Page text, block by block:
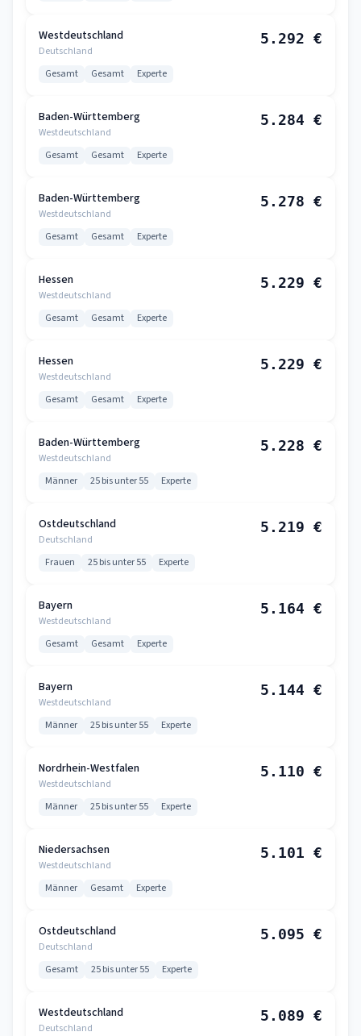
Westdeutschland
Deutschland
5.292 €
Gesamt Gesamt Experte
Baden-Württemberg
Westdeutschland
5.284 €
Gesamt Gesamt Experte
Baden-Württemberg
Westdeutschland
5.278 €
Gesamt Gesamt Experte
Hessen
Westdeutschland
5.229 €
Gesamt Gesamt Experte
Hessen
Westdeutschland
5.229 €
Gesamt Gesamt Experte
Baden-Württemberg
Westdeutschland
5.228 €
Männer 25 bis unter 55 Experte
Ostdeutschland
Deutschland
5.219 €
Frauen 25 bis unter 55 Experte
Bayern
Westdeutschland
5.164 €
Gesamt Gesamt Experte
Bayern
Westdeutschland
5.144 €
Männer 25 bis unter 55 Experte
Nordrhein-Westfalen
Westdeutschland
5.110 €
Männer 25 bis unter 55 Experte
Niedersachsen
Westdeutschland
5.101 €
Männer Gesamt Experte
Ostdeutschland
Deutschland
5.095 €
Gesamt 25 bis unter 55 Experte
Westdeutschland
Deutschland
5.089 €